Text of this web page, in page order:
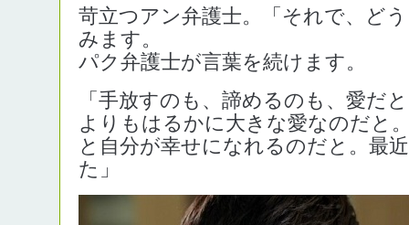
苛立つアン弁護士。「それで、ど
みます。
パク弁護士が言葉を続けます。
「手放すのも、諦めるのも、愛だ
よりもはるかに大きな愛なのだと
と自分が幸せになれるのだと。最
た」